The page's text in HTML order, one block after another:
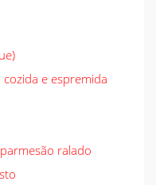
e espremida
ralado